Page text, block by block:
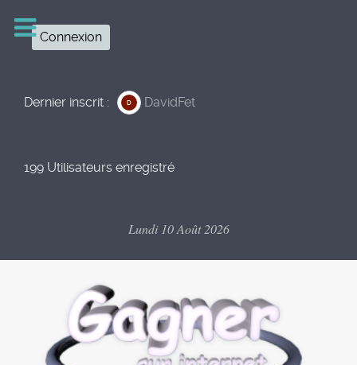
Connexion
Dernier inscrit : D DavidFet
199 Utilisateurs enregistré
Lundi 10 Août 2026